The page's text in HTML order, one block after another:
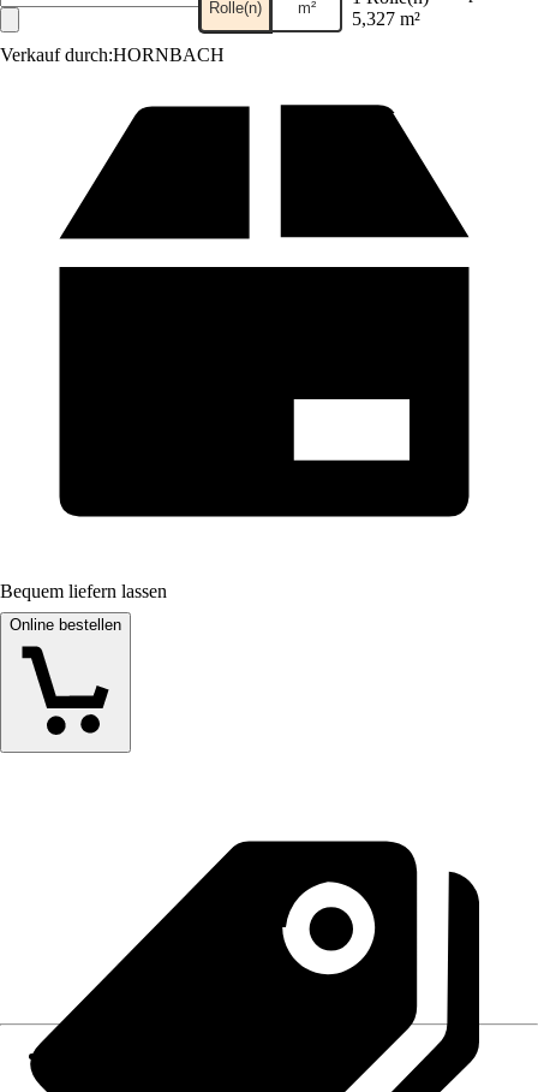
Verkauf durch:HORNBACH
Rolle(n) m²
5,327 m²
Bequem liefern lassen
Online bestellen